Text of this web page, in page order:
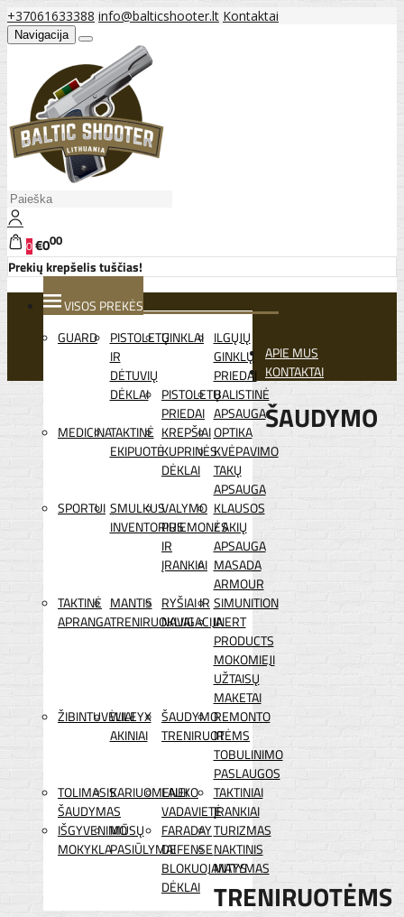
+37061633388 info@balticshooter.lt Kontaktai
Navigacija
0€000
Prekių krepšelis tuščias!
VISOS PREKĖS
GUARD
PISTOLETŲ
IR
DĖTUVIŲ
DĖKLAI
GINKLAI ILGŲJŲ
GINKLŲ
PRIEDAI
PISTOLETŲ
PRIEDAI
BALISTINĖ
APSAUGA
MEDICINATAKTINĖ
EKIPUOTĖ
KREPŠIAI
KUPRINĖS
DĖKLAI
OPTIKA
KVĖPAVIMO
TAKŲ
APSAUGA
SPORTUI SMULKUS
INVENTORIUS
VALYMO
PRIEMONĖS
IR
ĮRANKIAI
KLAUSOS
/ AKIŲ
APSAUGA
MASADA
ARMOUR
TAKTINĖ
APRANGA
MANTIS
TRENIRUOKLIAI
RYŠIAI IR
NAVIGACIJA
SIMUNITION
INERT
PRODUCTS
MOKOMIEJI
UŽTAISŲ
MAKETAI
ŽIBINTUVĖLIAI
WILEYX
AKINIAI
ŠAUDYMO
TRENIRUOTĖMS
REMONTO
IR
TOBULINIMO
PASLAUGOS
TOLIMASIS
ŠAUDYMAS
KARIUOMENEI
LAUKO
VADAVIETĖ
TAKTINIAI
ĮRANKIAI
IŠGYVENIMO
MOKYKLA
MŪSŲ
PASIŪLYMAI
FARADAY
DEFENSE
BLOKUOJANTYS
DĖKLAI
TURIZMAS
NAKTINIS
MATYMAS
APIE MUS
KONTAKTAI
ŠAUDYMO
TRENIRUOTĖMS